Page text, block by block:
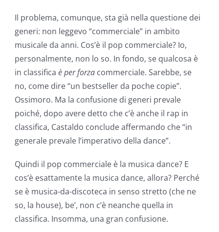
Il problema, comunque, sta già nella questione dei
generi: non leggevo “commerciale” in ambito
musicale da anni. Cos’è il pop commerciale? Io,
personalmente, non lo so. In fondo, se qualcosa è
in classifica è per forza commerciale. Sarebbe, se
no, come dire “un bestseller da poche copie”.
Ossimoro. Ma la confusione di generi prevale
poiché, dopo avere detto che c’è anche il rap in
classifica, Castaldo conclude affermando che “in
generale prevale l’imperativo della dance”.
Quindi il pop commerciale è la musica dance? E
cos’è esattamente la musica dance, allora? Perché
se è musica-da-discoteca in senso stretto (che ne
so, la house), be’, non c’è neanche quella in
classifica. Insomma, una gran confusione.